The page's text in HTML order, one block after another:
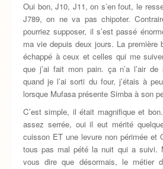
Oui bon, J10, J11, on s’en fout, le
J789, on ne va pas chipoter.
pourriez supposer, il s’est passé
ma vie depuis deux jours. La première
échappé à ceux et celles qui me
que j’ai fait mon pain. ça n’a l’air de
quand je l’ai sorti du four, j’étais à
lorsque Mufasa présente Simba à son
C’est simple, il était magnifique et
assez serrée, oui il eut mérité
cuisson ET une levure non périmée et
tous pas mal pété la nuit qui a suivi.
vous dire que désormais, le métier